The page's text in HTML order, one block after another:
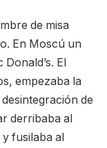
de misa
En Moscú un
El
empezaba la
de
derribaba al
y fusilaba al